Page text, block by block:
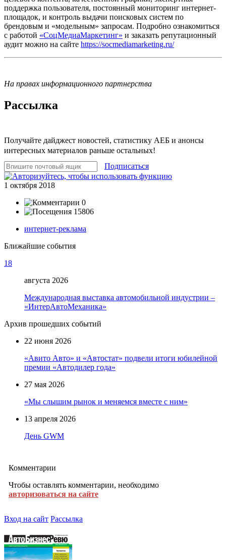
поддержка пользователя, постоянный мониторинг интернет-
площадок, и контроль выдачи поисковых систем по
брендовым и «модельным» запросам. Подробно ознакомиться
с работой «СоцМедиаМаркетинг» и заказать репутационный
аудит можно на сайте https://socmediamarketing.ru/
На правах информационного партнерства
Рассылка
Получайте дайджест новостей, статистику АЕБ и анонсы
интересных материалов раньше остальных!
Подписаться
1 октября 2018
0
15806
интернет-реклама
Ближайшие события
18
августа 2026
Международная выставка автомобильной индустрии –
«ИнтерАвтоМеханика»
Архив прошедших событий
22 июня 2026
«Авито Авто» и «Автостат» подвели итоги юбилейной
премии «Автодилер года»
27 мая 2026
«Мы слышим рынок и меняемся вместе с ним»
13 апреля 2026
День GWM
Комментарии
Чтобы оставлять комментарии, необходимо
авторизоваться на сайте
Вход на сайт Рассылка